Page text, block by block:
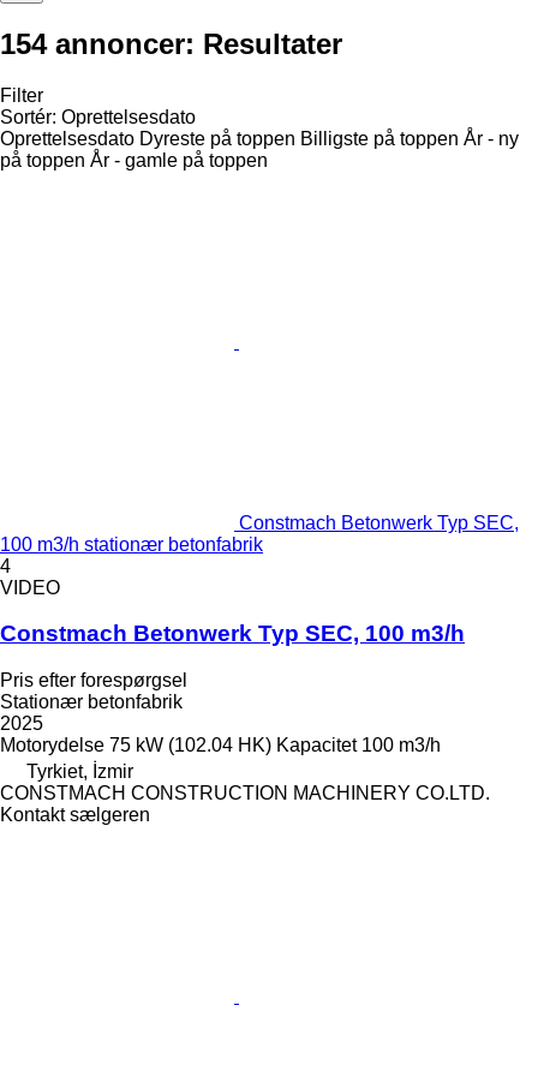
154 annoncer: Resultater
Filter
Sortér: Oprettelsesdato
Oprettelsesdato Dyreste på toppen Billigste på toppen År - ny
på toppen År - gamle på toppen
Constmach Betonwerk Typ SEC,
100 m3/h stationær betonfabrik
4
VIDEO
Constmach Betonwerk Typ SEC, 100 m3/h
Pris efter forespørgsel
Stationær betonfabrik
2025
Motorydelse 75 kW (102.04 HK) Kapacitet 100 m3/h
Tyrkiet, İzmir
CONSTMACH CONSTRUCTION MACHINERY CO.LTD.
Kontakt sælgeren